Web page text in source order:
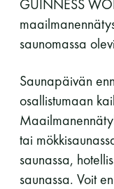
GUINNESS
saunomassa
Saunapäivän
osallistumaan
tai
saunassa,
saunassa. Voit